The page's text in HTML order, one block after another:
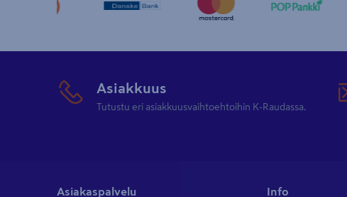
Asiakkuus
Tutustu eri asiakkuusvaihtoehtoihin K-Raudassa.
Asiakaspalvelu Info